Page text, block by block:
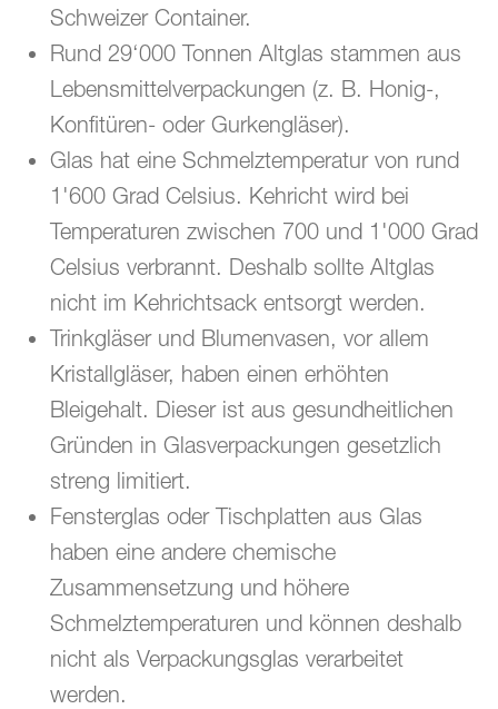
Schweizer Container.
Rund 29‘000 Tonnen Altglas stammen aus
Lebensmittelverpackungen (z. B. Honig-,
Konfitüren- oder Gurkengläser).
Glas hat eine Schmelztemperatur von rund
1'600 Grad Celsius. Kehricht wird bei
Temperaturen zwischen 700 und 1'000 Grad
Celsius verbrannt. Deshalb sollte Altglas
nicht im Kehrichtsack entsorgt werden.
Trinkgläser und Blumenvasen, vor allem
Kristallgläser, haben einen erhöhten
Bleigehalt. Dieser ist aus gesundheitlichen
Gründen in Glasverpackungen gesetzlich
streng limitiert.
Fensterglas oder Tischplatten aus Glas
haben eine andere chemische
Zusammensetzung und höhere
Schmelztemperaturen und können deshalb
nicht als Verpackungsglas verarbeitet
werden.